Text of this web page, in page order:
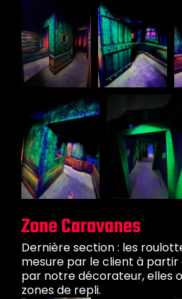
Zone Caravanes
Dernière section : les
mesure par le client à partir
par notre décorateur, elles
zones de repli.